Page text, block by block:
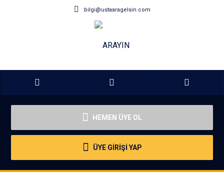
bilgi@ustaaragelsin.com
HEMEN ÜYE OL
ÜYE GİRİŞİ YAP